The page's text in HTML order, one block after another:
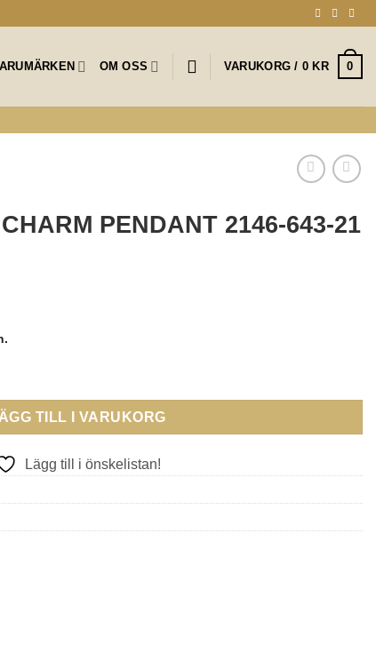
OM OSS VARUKORG / 0 KR 0
PENDANT 2146-643-21
2146-643-21 mängd
TILL I VARUKORG
Lägg till i önskelistan!